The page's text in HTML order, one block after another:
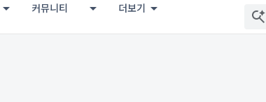
커뮤니티 더보기